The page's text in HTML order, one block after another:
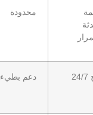
محدودة
دعم بطيء